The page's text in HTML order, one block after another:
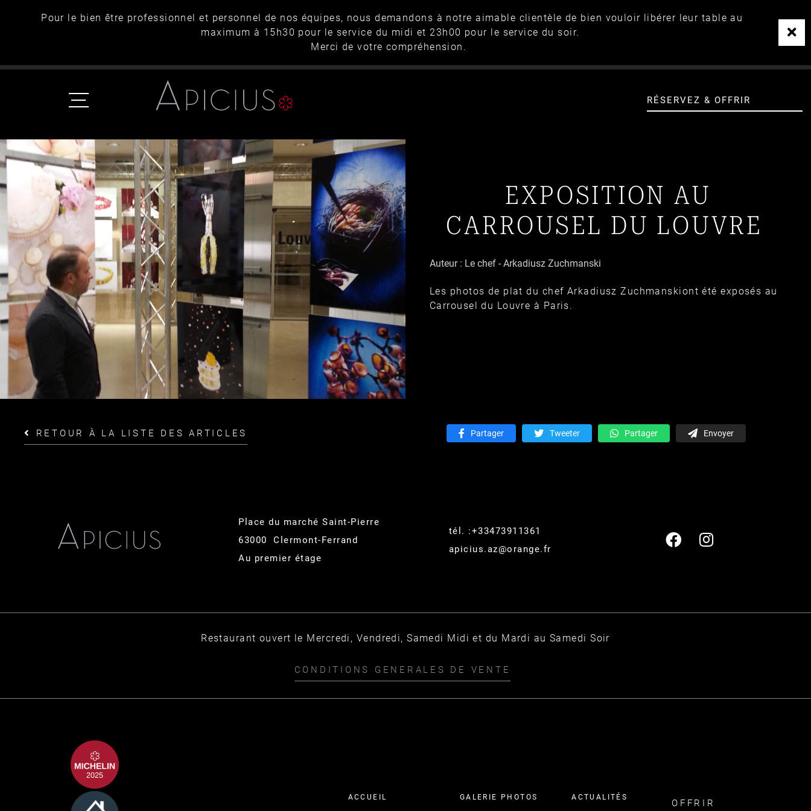
Pour le bien être professionnel et personnel de nos équipes, nous demandons à notre aimable clientèle de bien vouloir libérer leur table au
maximum à 15h30 pour le service du midi et 23h00 pour le service du soir.
Merci de votre compréhension.
RÉSERVEZ & OFFRIR
EXPOSITION AU
CARROUSEL DU LOUVRE
Auteur : Le chef - Arkadiusz Zuchmanski
Les photos de plat du chef Arkadiusz Zuchmanskiont été exposés au
Carrousel du Louvre à Paris.
RETOUR À LA LISTE DES ARTICLES Partager Tweeter Partager Envoyer
Place du marché Saint-Pierre
63000
Clermont-Ferrand
Au premier étage
tél. :+33473911361
apicius.az@orange.fr
Restaurant ouvert le Mercredi, Vendredi, Samedi Midi et du Mardi au Samedi Soir
CONDITIONS GENERALES DE VENTE
OFFRIR
ACCUEIL GALERIE PHOTOS ACTUALITÉS